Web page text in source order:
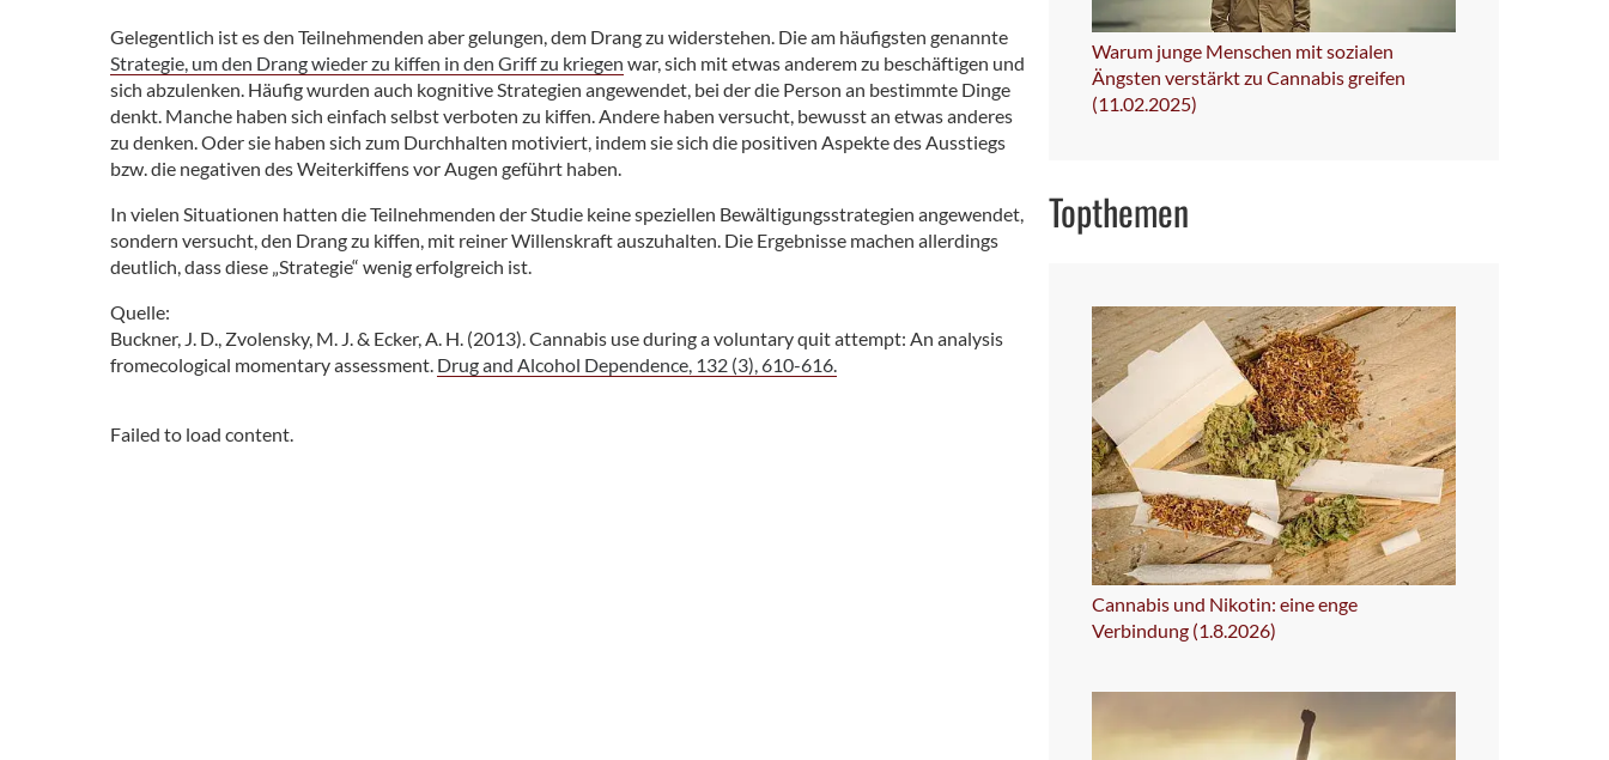
Gelegentlich ist es den Teilnehmenden aber gelungen, dem Drang zu widerstehen. Die am häufigsten genannte
Strategie, um den Drang wieder zu kiffen in den Griff zu kriegen war, sich mit etwas anderem zu beschäftigen und
sich abzulenken. Häufig wurden auch kognitive Strategien angewendet, bei der die Person an bestimmte Dinge
denkt. Manche haben sich einfach selbst verboten zu kiffen. Andere haben versucht, bewusst an etwas anderes
zu denken. Oder sie haben sich zum Durchhalten motiviert, indem sie sich die positiven Aspekte des Ausstiegs
bzw. die negativen des Weiterkiffens vor Augen geführt haben.
In vielen Situationen hatten die Teilnehmenden der Studie keine speziellen Bewältigungsstrategien angewendet,
sondern versucht, den Drang zu kiffen, mit reiner Willenskraft auszuhalten. Die Ergebnisse machen allerdings
deutlich, dass diese „Strategie“ wenig erfolgreich ist.
Quelle:
Buckner, J. D., Zvolensky, M. J. & Ecker, A. H. (2013). Cannabis use during a voluntary quit attempt: An analysis
fromecological momentary assessment. Drug and Alcohol Dependence, 132 (3), 610-616.
Failed to load content.
Warum junge Menschen mit sozialen
Ängsten verstärkt zu Cannabis greifen
(11.02.2025)
Topthemen
Cannabis und Nikotin: eine enge
Verbindung (1.8.2026)